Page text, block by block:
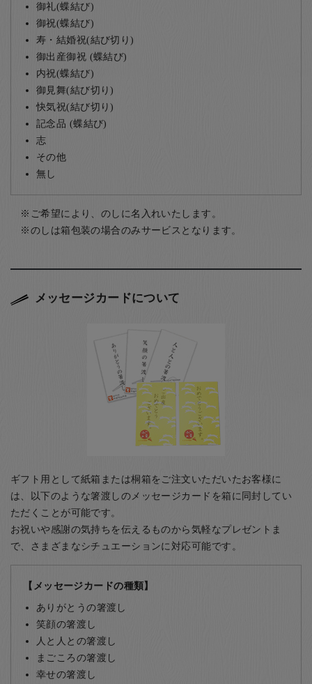
御礼(蝶結び)
御祝(蝶結び)
寿・結婚祝(結び切り)
御出産御祝 (蝶結び)
内祝(蝶結び)
御見舞(結び切り)
快気祝(結び切り)
記念品 (蝶結び)
志
その他
無し
ご希望により、のしに名入れいたします。
のしは箱包装の場合のみサービスとなります。
メッセージカードについて
ギフト用として紙箱または桐箱をご注文いただいたお客様に
は、以下のような箸渡しのメッセージカードを箱に同封してい
ただくことが可能です。
お祝いや感謝の気持ちを伝えるものから気軽なプレゼントま
で、さまざまなシチュエーションに対応可能です。
【メッセージカードの種類】
ありがとうの箸渡し
笑顔の箸渡し
人と人との箸渡し
まごころの箸渡し
幸せの箸渡し